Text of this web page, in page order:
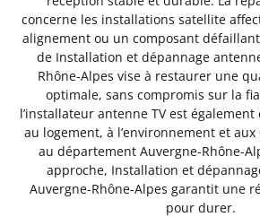
concerne les installations satellite
alignement ou un composant
de Installation et dépannage
Rhône-Alpes vise à restaurer une
optimale, sans compromis sur la
l’installateur antenne TV est également
au logement, à l’environnement et
au département Auvergne-Rhône-
approche, Installation et
Auvergne-Rhône-Alpes garantit une
pour durer.